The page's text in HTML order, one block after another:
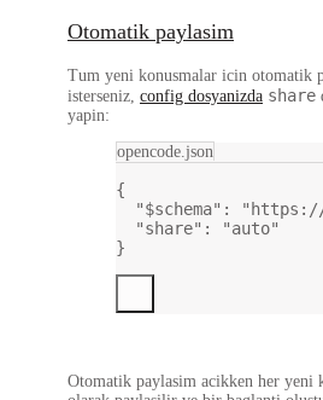
Otomatik paylasim
Tum yeni konusmalar icin otomatik
isterseniz, config dosyanizda share
yapin:
opencode.json
{
"$schema" :
"https://
"share" :
"auto"
}
Otomatik paylasim acikken her yeni